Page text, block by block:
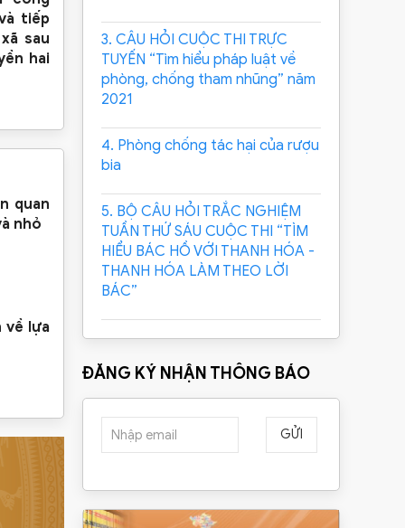
tiếp
sau
hai
quan
nhỏ
về lựa
3. CÂU HỎI CUỘC THI TRỰC
TUYẾN “Tìm hiểu pháp luật về
phòng, chống tham nhũng” năm
2021
4. Phòng chống tác hại của rượu
bia
5. BỘ CÂU HỎI TRẮC NGHIỆM
TUẦN THỨ SÁU CUỘC THI “TÌM
HIỂU BÁC HỒ VỚI THANH HÓA -
THANH HÓA LÀM THEO LỜI
BÁC”
ĐĂNG KÝ NHẬN THÔNG BÁO
GỬI